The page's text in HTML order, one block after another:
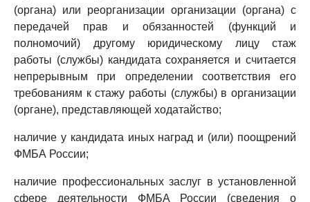
(органа) или реорганизации организации (органа) с
передачей прав и обязанностей (функций и
полномочий) другому юридическому лицу стаж
работы (службы) кандидата сохраняется и считается
непрерывным при определении соответствия его
требованиям к стажу работы (службы) в организации
(органе), представляющей ходатайство;
наличие у кандидата иных наград и (или) поощрений
ФМБА России;
наличие профессиональных заслуг в установленной
сфере деятельности ФМБА России (сведения о